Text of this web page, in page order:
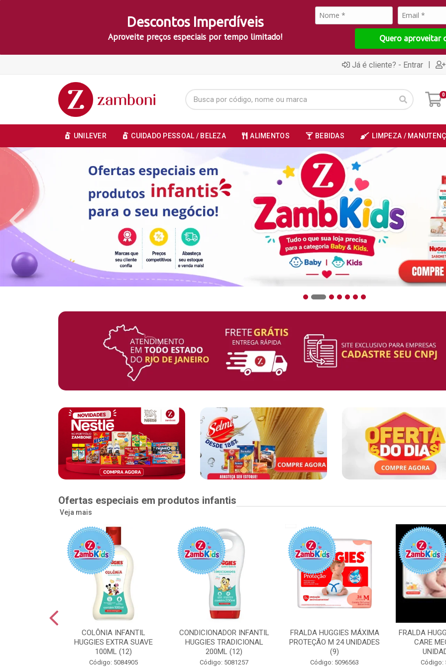
Descontos Imperdíveis
Aproveite preços especiais por tempo limitado! Quero aproveitar
Já é cliente? - Entrar |
0
UNILEVER CUIDADO PESSOAL / BELEZA ALIMENTOS BEBIDAS LIMPEZA /
Ofertas especiais em produtos infantis
Veja mais
COLÔNIA INFANTIL
HUGGIES EXTRA SUAVE
100ML (12)
Código: 5084905
CONDICIONADOR INFANTIL
HUGGIES TRADICIONAL
200ML (12)
Código: 5081257
FRALDA HUGGIES MÁXIMA
PROTEÇÃO M 24 UNIDADES
(9)
Código: 5096563
FRALDA
CARE
Código: